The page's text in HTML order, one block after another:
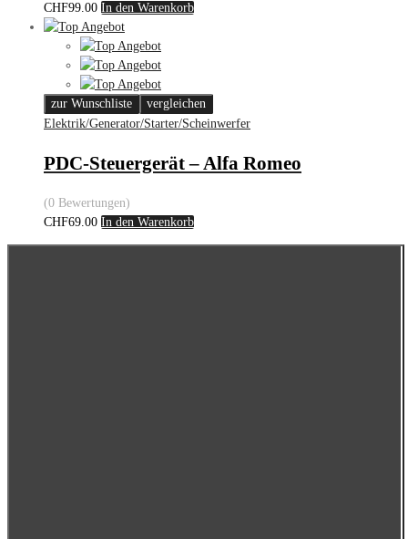
CHF99.00 In den Warenkorb
zur Wunschliste
vergleichen
Elektrik/Generator/Starter/Scheinwerfer
PDC-Steuergerät – Alfa Romeo
(0 Bewertungen)
CHF69.00 In den Warenkorb